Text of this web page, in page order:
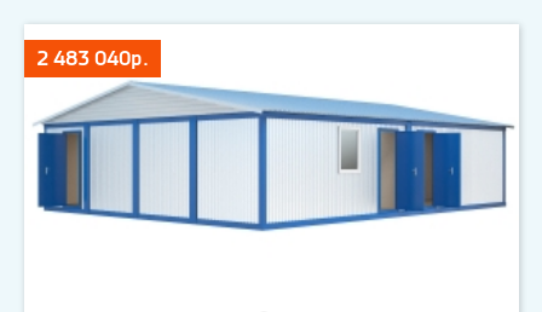
2 483 040р.